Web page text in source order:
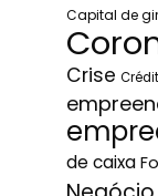
Capital de
Crise
de caixa